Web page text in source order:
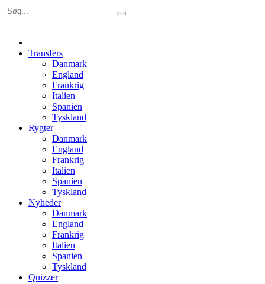
Transfers
Danmark
England
Frankrig
Italien
Spanien
Tyskland
Rygter
Danmark
England
Frankrig
Italien
Spanien
Tyskland
Nyheder
Danmark
England
Frankrig
Italien
Spanien
Tyskland
Quizzer